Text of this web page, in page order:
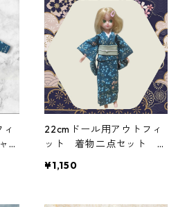
22cmドール用アウトフィ
ット 着物二点セット 青
ック クール系
¥1,150